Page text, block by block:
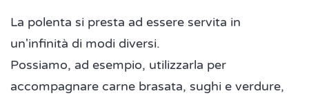
La polenta si presta ad essere servita in
un'infinità di modi diversi.
Possiamo, ad esempio, utilizzarla per
accompagnare carne brasata, sughi e verdure,